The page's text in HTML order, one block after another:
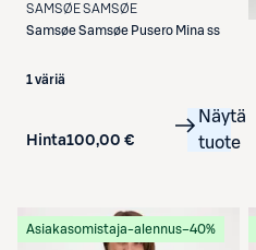
SAMSØE SAMSØE
Samsøe Samsøe Pusero Mina ss
1 väriä
Hinta100,00 €
Näytä
tuote
Asiakasomistaja-alennus−40%